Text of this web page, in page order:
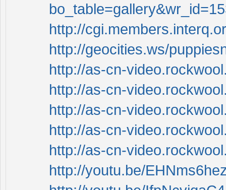
http://
http://geocities.ws/
http://as-cn-
http://as-cn-
http://as-cn-
http://as-cn-
http://as-cn-
http://youtu.be/